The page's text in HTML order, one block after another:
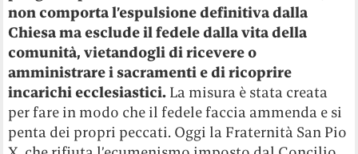
non comporta l’espulsione definitiva dalla
Chiesa ma esclude il fedele dalla vita della
comunità, vietandogli di ricevere o
amministrare i sacramenti e di ricoprire
incarichi ecclesiastici. La misura è stata creata
per fare in modo che il fedele faccia ammenda e si
penta dei propri peccati. Oggi la Fraternità San Pio